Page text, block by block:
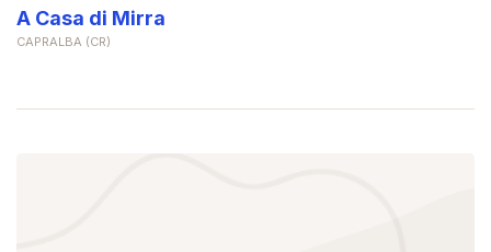
A Casa di Mirra
CAPRALBA (CR)